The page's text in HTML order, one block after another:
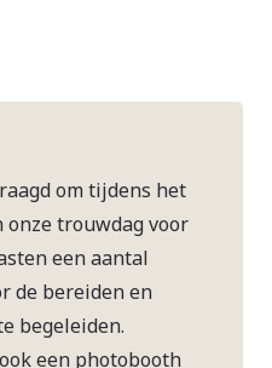
om tijdens het
trouwdag voor
een aantal
de bereiden en
begeleiden.
een photobooth